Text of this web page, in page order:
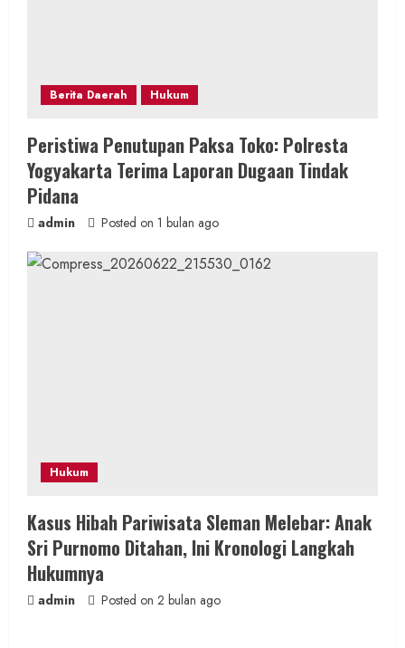
Berita Daerah Hukum
Peristiwa Penutupan Paksa Toko: Polresta
Yogyakarta Terima Laporan Dugaan Tindak
Pidana
admin Posted on 1 bulan ago
Hukum
Kasus Hibah Pariwisata Sleman Melebar: Anak
Sri Purnomo Ditahan, Ini Kronologi Langkah
Hukumnya
admin Posted on 2 bulan ago